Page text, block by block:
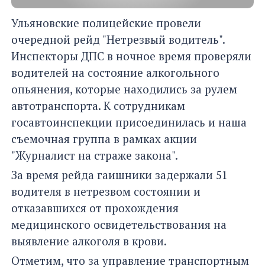
Ульяновские полицейские провели
очередной рейд "Нетрезвый водитель".
Инспекторы ДПС в ночное время проверяли
водителей на состояние алкогольного
опьянения, которые находились за рулем
автотранспорта. К сотрудникам
госавтоинспекции присоединилась и наша
съемочная группа в рамках акции
"Журналист на страже закона".
За время рейда гаишники задержали 51
водителя в нетрезвом состоянии и
отказавшихся от прохождения
медицинского освидетельствования на
выявление алкоголя в крови.
Отметим, что за управление транспортным